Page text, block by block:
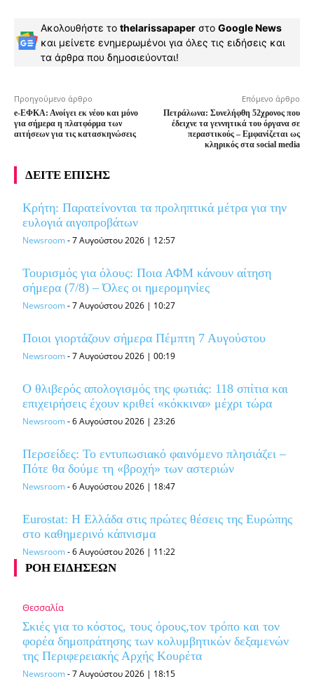
Ακολουθήστε το thelarissapaper στο Google News
και μείνετε ενημερωμένοι για όλες τις ειδήσεις και
τα άρθρα που δημοσιεύονται!
Προηγούμενο άρθρο
e-ΕΦΚΑ: Ανοίγει εκ νέου και μόνο
για σήμερα η πλατφόρμα των
αιτήσεων για τις κατασκηνώσεις
Επόμενο άρθρο
Πετράλωνα: Συνελήφθη 52χρονος που
έδειχνε τα γεννητικά του όργανα σε
περαστικούς – Εμφανίζεται ως
κληρικός στα social media
ΔΕΙΤΕ ΕΠΙΣΗΣ
Κρήτη: Παρατείνονται τα προληπτικά μέτρα για την
ευλογιά αιγοπροβάτων
Newsroom-7 Αυγούστου 2026 | 12:57
Τουρισμός για όλους: Ποια ΑΦΜ κάνουν αίτηση
σήμερα (7/8) – Όλες οι ημερομηνίες
Newsroom-7 Αυγούστου 2026 | 10:27
Ποιοι γιορτάζουν σήμερα Πέμπτη 7 Αυγούστου
Newsroom-7 Αυγούστου 2026 | 00:19
Ο θλιβερός απολογισμός της φωτιάς: 118 σπίτια και
επιχειρήσεις έχουν κριθεί «κόκκινα» μέχρι τώρα
Newsroom-6 Αυγούστου 2026 | 23:26
Περσείδες: Το εντυπωσιακό φαινόμενο πλησιάζει –
Πότε θα δούμε τη «βροχή» των αστεριών
Newsroom-6 Αυγούστου 2026 | 18:47
Eurostat: Η Ελλάδα στις πρώτες θέσεις της Ευρώπης
στο καθημερινό κάπνισμα
Newsroom-6 Αυγούστου 2026 | 11:22
ΡΟΗ ΕΙΔΗΣΕΩΝ
Θεσσαλία
Σκιές για το κόστος, τους όρους,τον τρόπο και τον
φορέα δημοπράτησης των κολυμβητικών δεξαμενών
της Περιφερειακής Αρχής Κουρέτα
Newsroom-7 Αυγούστου 2026 | 18:15